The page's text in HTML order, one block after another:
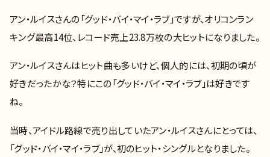
アン・ルイスさんの「グッド・バイ・マイ・ラブ」ですが、オリコンラン
キング最高14位、レコード売上23.8万枚の大ヒットになりました。
アン・ルイスさんはヒット曲も多いけど、個人的には、初期の頃が
好きだったかな？特にこの「グッド・バイ・マイ・ラブ」は好きです
ね。
当時、アイドル路線で売り出していたアン・ルイスさんにとっては、
「グッド・バイ・マイ・ラブ」が、初のヒット・シングルとなりました。